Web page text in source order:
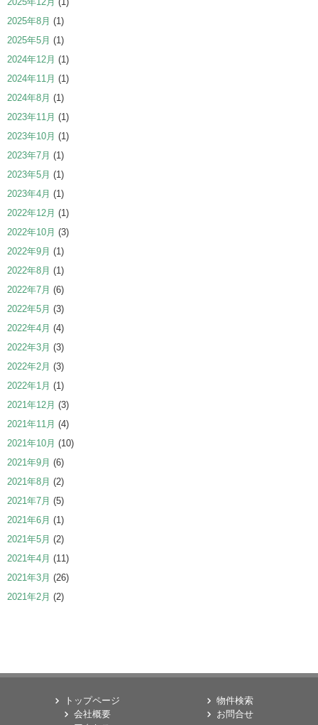
2025年8月 (1)
2025年5月 (1)
2024年12月 (1)
2024年11月 (1)
2024年8月 (1)
2023年11月 (1)
2023年10月 (1)
2023年7月 (1)
2023年5月 (1)
2023年4月 (1)
2022年12月 (1)
2022年10月 (3)
2022年9月 (1)
2022年8月 (1)
2022年7月 (6)
2022年5月 (3)
2022年4月 (4)
2022年3月 (3)
2022年2月 (3)
2022年1月 (1)
2021年12月 (3)
2021年11月 (4)
2021年10月 (10)
2021年9月 (6)
2021年8月 (2)
2021年7月 (5)
2021年6月 (1)
2021年5月 (2)
2021年4月 (11)
2021年3月 (26)
2021年2月 (2)
トップページ
物件検索
会社概要
お問合せ